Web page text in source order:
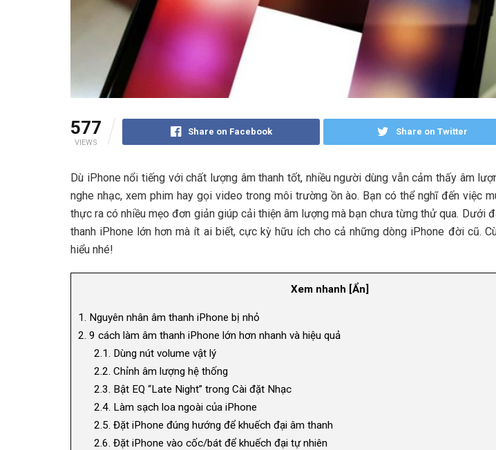
577
VIEWS
Share on Facebook Share on Twitter
Dù iPhone nổi tiếng với chất lượng âm thanh tốt, nhiều người dùng vẫn cảm thấy âm
nghe nhạc, xem phim hay gọi video trong môi trường ồn ào. Bạn có thể nghĩ đến việc
thực ra có nhiều mẹo đơn giản giúp cải thiện âm lượng mà bạn chưa từng thử qua. Dưới
thanh iPhone lớn hơn mà ít ai biết, cực kỳ hữu ích cho cả những dòng iPhone đời cũ.
hiểu nhé!
Xem nhanh [Ẩn]
1. Nguyên nhân âm thanh iPhone bị nhỏ
2. 9 cách làm âm thanh iPhone lớn hơn nhanh và hiệu quả
2.1. Dùng nút volume vật lý
2.2. Chỉnh âm lượng hệ thống
2.3. Bật EQ “Late Night” trong Cài đặt Nhạc
2.4. Làm sạch loa ngoài của iPhone
2.5. Đặt iPhone đúng hướng để khuếch đại âm thanh
2.6. Đặt iPhone vào cốc/bát để khuếch đại tự nhiên